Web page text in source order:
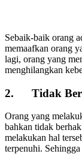
Sebaik-baik orang
memaafkan orang
lagi, orang yang
menghilangkan
2. Tidak
Orang yang
bahkan tidak
melakukan hal
terpenuhi.